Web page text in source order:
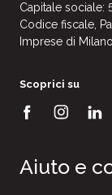
Capitale sociale:
Codice fiscale,
Imprese di
Scoprici su
Aiuto e